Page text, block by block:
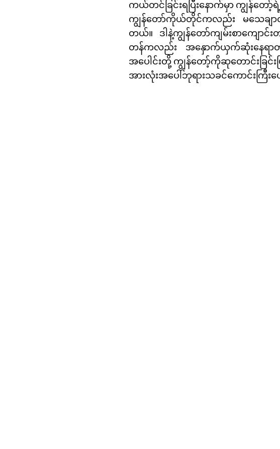
ကယ်တင်ခြင်းရပြီးနောက်မှာ ကျွန်တေ
ကျွန်တော်ကိုယ်တိုင်ကလည်း မသေချာ
တယ်။ ဒါနဲ့ကျွန်တော်ကျမ်းစာကျော
တန်ကလည်း အနှောက်ယှက်ဆုံးနေရာ
အပေါင်းတို့ ကျွန်တော့်ကိုဆုတောင်းခြင်
အားလုံးအပေါ်ဘုရားသခင်ကောင်းကြီးပေ